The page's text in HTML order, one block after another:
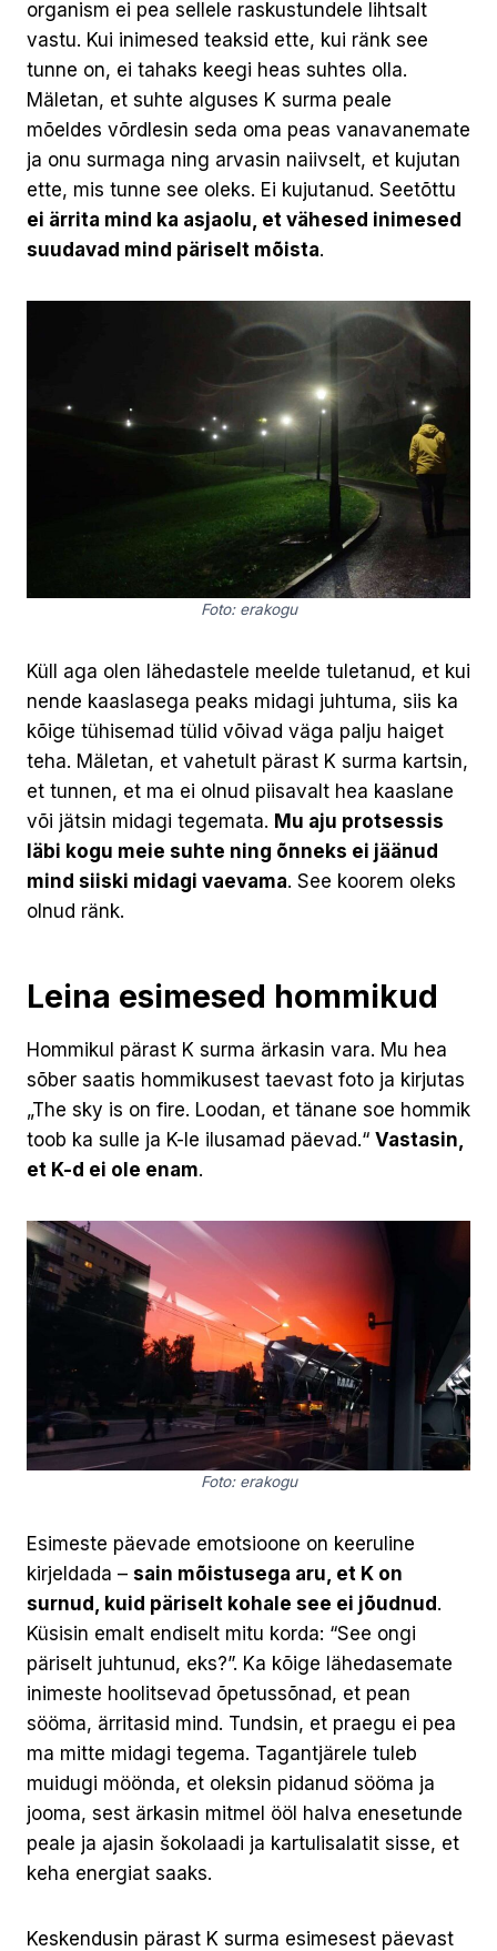
organism ei pea sellele raskustundele lihtsalt
vastu. Kui inimesed teaksid ette, kui ränk see
tunne on, ei tahaks keegi heas suhtes olla.
Mäletan, et suhte alguses K surma peale
mõeldes võrdlesin seda oma peas vanavanemate
ja onu surmaga ning arvasin naiivselt, et kujutan
ette, mis tunne see oleks. Ei kujutanud. Seetõttu
ei ärrita mind ka asjaolu, et vähesed inimesed
suudavad mind päriselt mõista.
Foto: erakogu
Küll aga olen lähedastele meelde tuletanud, et kui
nende kaaslasega peaks midagi juhtuma, siis ka
kõige tühisemad tülid võivad väga palju haiget
teha. Mäletan, et vahetult pärast K surma kartsin,
et tunnen, et ma ei olnud piisavalt hea kaaslane
või jätsin midagi tegemata. Mu aju protsessis
läbi kogu meie suhte ning õnneks ei jäänud
mind siiski midagi vaevama. See koorem oleks
olnud ränk.
Leina esimesed hommikud
Hommikul pärast K surma ärkasin vara. Mu hea
sõber saatis hommikusest taevast foto ja kirjutas
„The sky is on fire. Loodan, et tänane soe hommik
toob ka sulle ja K-le ilusamad päevad.“ Vastasin,
et K-d ei ole enam.
Foto: erakogu
Esimeste päevade emotsioone on keeruline
kirjeldada – sain mõistusega aru, et K on
surnud, kuid päriselt kohale see ei jõudnud.
Küsisin emalt endiselt mitu korda: “See ongi
päriselt juhtunud, eks?”. Ka kõige lähedasemate
inimeste hoolitsevad õpetussõnad, et pean
sööma, ärritasid mind. Tundsin, et praegu ei pea
ma mitte midagi tegema. Tagantjärele tuleb
muidugi möönda, et oleksin pidanud sööma ja
jooma, sest ärkasin mitmel ööl halva enesetunde
peale ja ajasin šokolaadi ja kartulisalatit sisse, et
keha energiat saaks.
Keskendusin pärast K surma esimesest päevast